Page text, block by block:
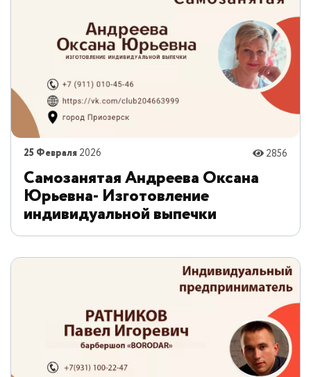
25 Февраля 2026 2856
Самозанятая Андреева Оксана
Юрьевна- Изготовление
индивидуальной выпечки